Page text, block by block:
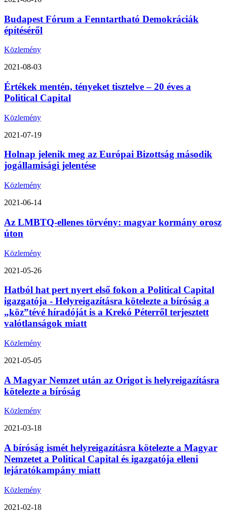
Budapest Fórum a Fenntartható Demokráciák
építéséről
Közlemény
2021-08-03
Értékek mentén, tényeket tisztelve – 20 éves a
Political Capital
Közlemény
2021-07-19
Holnap jelenik meg az Európai Bizottság második
jogállamisági jelentése
Közlemény
2021-06-14
Az LMBTQ-ellenes törvény: magyar kormány orosz
úton
Közlemény
2021-05-26
Hatból hat pert nyert első fokon a Political Capital
igazgatója - Helyreigazításra kötelezte a bíróság a
„köz”tévé híradóját is a Krekó Péterről terjesztett
valótlanságok miatt
Közlemény
2021-05-05
A Magyar Nemzet után az Origot is helyreigazításra
kötelezte a bíróság
Közlemény
2021-03-18
A bíróság ismét helyreigazításra kötelezte a Magyar
Nemzetet a Political Capital és igazgatója elleni
lejáratókampány miatt
Közlemény
2021-02-18